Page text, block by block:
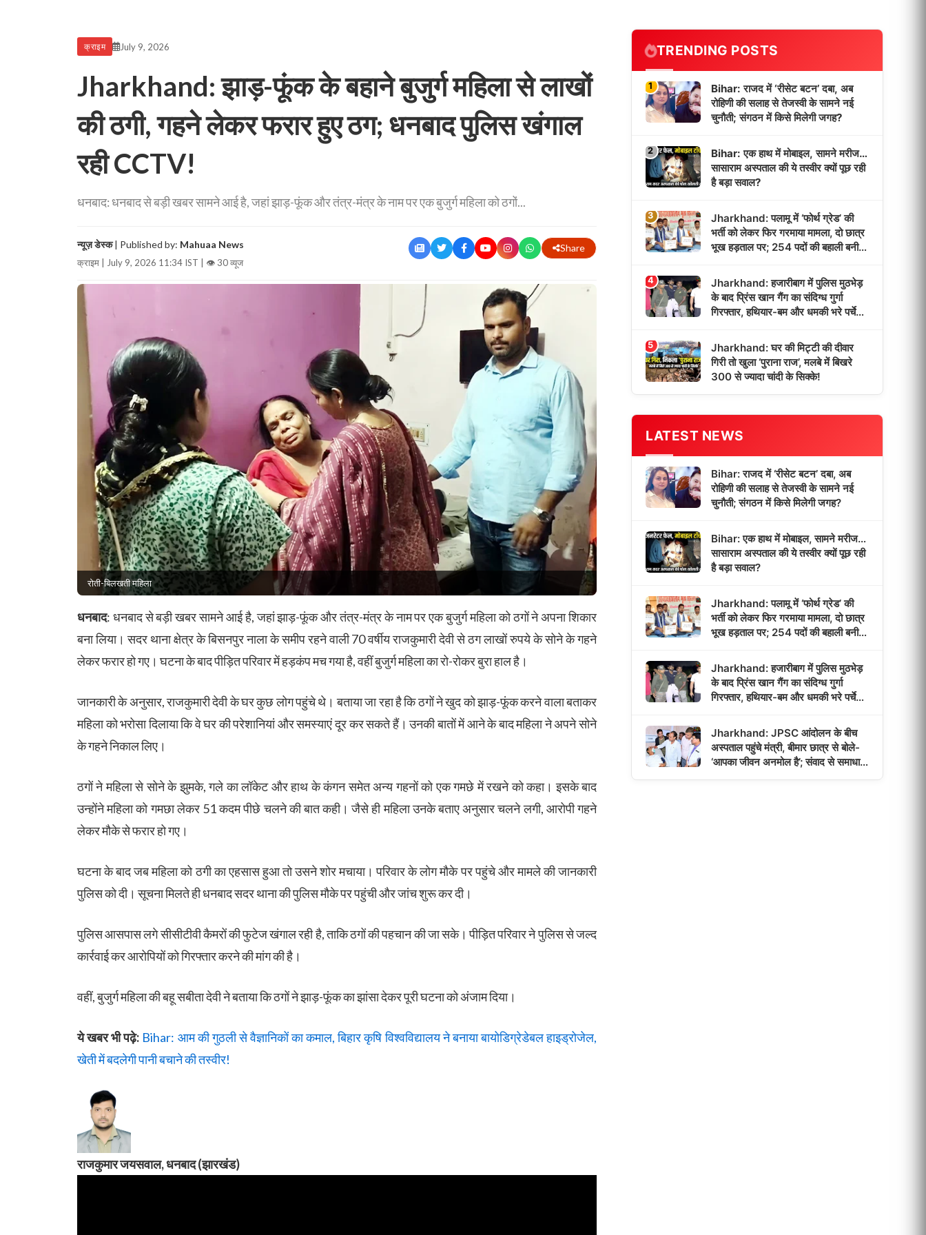
क्राइम July 9, 2026
Jharkhand: झाड़-फूंक के बहाने बुजुर्ग महिला से लाखों
की ठगी, गहने लेकर फरार हुए ठग; धनबाद पुलिस खंगाल
रही CCTV!
धनबाद: धनबाद से बड़ी खबर सामने आई है, जहां झाड़-फूंक और तंत्र-मंत्र के नाम पर एक बुजुर्ग महिला को ठगों...
न्यूज़ डेस्क| Published by: Mahuaa News
क्राइम | July 9, 2026 11:34 IST | 👁 30 व्यूज
Share
रोती-बिलखती महिला
धनबाद: धनबाद से बड़ी खबर सामने आई है, जहां झाड़-फूंक और तंत्र-मंत्र के नाम पर एक बुजुर्ग महिला को ठगों ने अपना शिकार
बना लिया। सदर थाना क्षेत्र के बिसनपुर नाला के समीप रहने वाली 70 वर्षीय राजकुमारी देवी से ठग लाखों रुपये के सोने के गहने
लेकर फरार हो गए। घटना के बाद पीड़ित परिवार में हड़कंप मच गया है, वहीं बुजुर्ग महिला का रो-रोकर बुरा हाल है।
जानकारी के अनुसार, राजकुमारी देवी के घर कुछ लोग पहुंचे थे। बताया जा रहा है कि ठगों ने खुद को झाड़-फूंक करने वाला बताकर
महिला को भरोसा दिलाया कि वे घर की परेशानियां और समस्याएं दूर कर सकते हैं। उनकी बातों में आने के बाद महिला ने अपने सोने
के गहने निकाल लिए।
ठगों ने महिला से सोने के झुमके, गले का लॉकेट और हाथ के कंगन समेत अन्य गहनों को एक गमछे में रखने को कहा। इसके बाद
उन्होंने महिला को गमछा लेकर 51 कदम पीछे चलने की बात कही। जैसे ही महिला उनके बताए अनुसार चलने लगी, आरोपी गहने
लेकर मौके से फरार हो गए।
घटना के बाद जब महिला को ठगी का एहसास हुआ तो उसने शोर मचाया। परिवार के लोग मौके पर पहुंचे और मामले की जानकारी
पुलिस को दी। सूचना मिलते ही धनबाद सदर थाना की पुलिस मौके पर पहुंची और जांच शुरू कर दी।
पुलिस आसपास लगे सीसीटीवी कैमरों की फुटेज खंगाल रही है, ताकि ठगों की पहचान की जा सके। पीड़ित परिवार ने पुलिस से जल्द
कार्रवाई कर आरोपियों को गिरफ्तार करने की मांग की है।
वहीं, बुजुर्ग महिला की बहू सबीता देवी ने बताया कि ठगों ने झाड़-फूंक का झांसा देकर पूरी घटना को अंजाम दिया।
ये खबर भी पढ़े: Bihar: आम की गुठली से वैज्ञानिकों का कमाल, बिहार कृषि विश्वविद्यालय ने बनाया बायोडिग्रेडेबल हाइड्रोजेल,
खेती में बदलेगी पानी बचाने की तस्वीर!
राजकुमार जयसवाल, धनबाद (झारखंड)
TRENDING POSTS
1
Bihar: राजद में ‘रीसेट बटन’ दबा, अब
रोहिणी की सलाह से तेजस्वी के सामने नई
चुनौती; संगठन में किसे मिलेगी जगह?
2
Bihar: एक हाथ में मोबाइल, सामने मरीज…
सासाराम अस्पताल की ये तस्वीर क्यों पूछ रही
है बड़ा सवाल?
3
Jharkhand: पलामू में ‘फोर्थ ग्रेड’ की
भर्ती को लेकर फिर गरमाया मामला, दो छात्र
भूख हड़ताल पर; 254 पदों की बहाली बनी
4
Jharkhand: हजारीबाग में पुलिस मुठभेड़
के बाद प्रिंस खान गैंग का संदिग्ध गुर्गा
गिरफ्तार, हथियार-बम और धमकी भरे पर्चे
5
Jharkhand: घर की मिट्टी की दीवार
गिरी तो खुला ‘पुराना राज’, मलबे में बिखरे
300 से ज्यादा चांदी के सिक्के!
LATEST NEWS
Bihar: राजद में ‘रीसेट बटन’ दबा, अब
रोहिणी की सलाह से तेजस्वी के सामने नई
चुनौती; संगठन में किसे मिलेगी जगह?
Bihar: एक हाथ में मोबाइल, सामने मरीज…
सासाराम अस्पताल की ये तस्वीर क्यों पूछ रही
है बड़ा सवाल?
Jharkhand: पलामू में ‘फोर्थ ग्रेड’ की
भर्ती को लेकर फिर गरमाया मामला, दो छात्र
भूख हड़ताल पर; 254 पदों की बहाली बनी
Jharkhand: हजारीबाग में पुलिस मुठभेड़
के बाद प्रिंस खान गैंग का संदिग्ध गुर्गा
गिरफ्तार, हथियार-बम और धमकी भरे पर्चे
Jharkhand: JPSC आंदोलन के बीच
अस्पताल पहुंचे मंत्री, बीमार छात्र से बोले-
‘आपका जीवन अनमोल है’; संवाद से समाधान
का भरोसा!